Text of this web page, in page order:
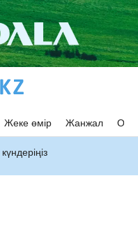
Жеке өмір Жанжал